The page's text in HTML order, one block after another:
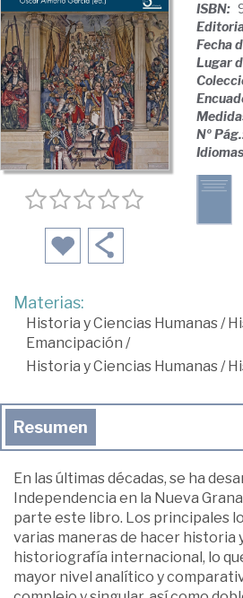
ISBN:
Fecha
Lugar
Nº
Materias:
Historia y Ciencias Humanas/
Emancipación /
Historia y Ciencias Humanas/
Resumen
En las últimas décadas, se ha
Independencia en la Nueva
parte este libro. Los principales
varias maneras de hacer
historiografía internacional, lo
mayor nivel analítico y